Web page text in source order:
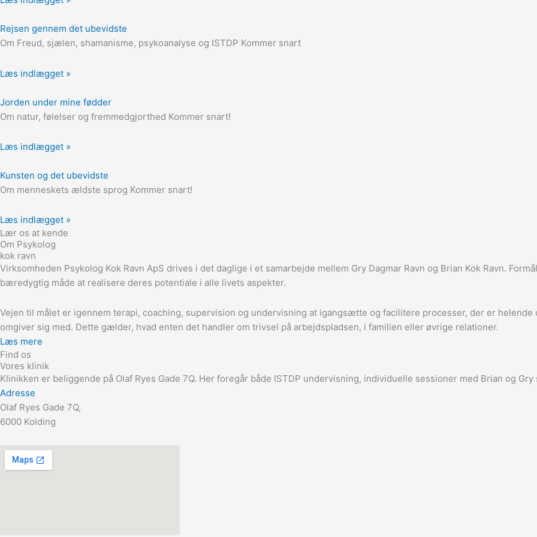
Rejsen gennem det ubevidste
Om Freud, sjælen, shamanisme, psykoanalyse og ISTDP Kommer snart
Læs indlægget »
Jorden under mine fødder
Om natur, følelser og fremmedgjorthed Kommer snart!
Læs indlægget »
Kunsten og det ubevidste
Om menneskets ældste sprog Kommer snart!
Læs indlægget »
Lær os at kende
Om Psykolog
kok ravn
Virksomheden Psykolog Kok Ravn ApS drives i det daglige i et samarbejde mellem Gry Dagmar Ravn og Brian Kok Ravn.
bæredygtig måde at realisere deres potentiale i alle livets aspekter.
Vejen til målet er igennem terapi, coaching, supervision og undervisning at igangsætte og facilitere processer, der er
omgiver sig med. Dette gælder, hvad enten det handler om trivsel på arbejdspladsen, i familien eller øvrige relationer.
Læs mere
Find os
Vores klinik
Klinikken er beliggende på Olaf Ryes Gade 7Q. Her foregår både ISTDP undervisning, individuelle sessioner med Brian og
Adresse
Olaf Ryes Gade 7Q,
6000 Kolding